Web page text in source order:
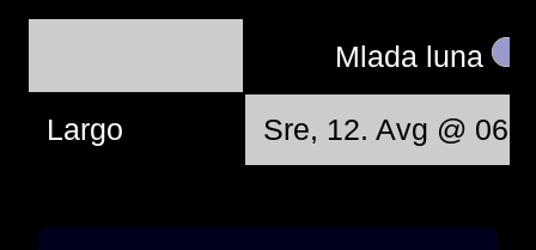
Mlada luna
Largo Sre, 12. Avg @